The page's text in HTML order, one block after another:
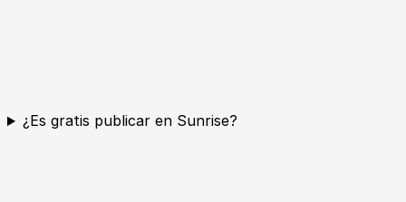
¿Es gratis publicar en Sunrise?